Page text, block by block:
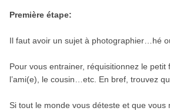
Première étape:
Il faut avoir un sujet à photographier…hé
Pour vous entrainer, réquisitionnez le
l’ami(e), le cousin…etc. En bref, trouvez
Si tout le monde vous déteste et que vous